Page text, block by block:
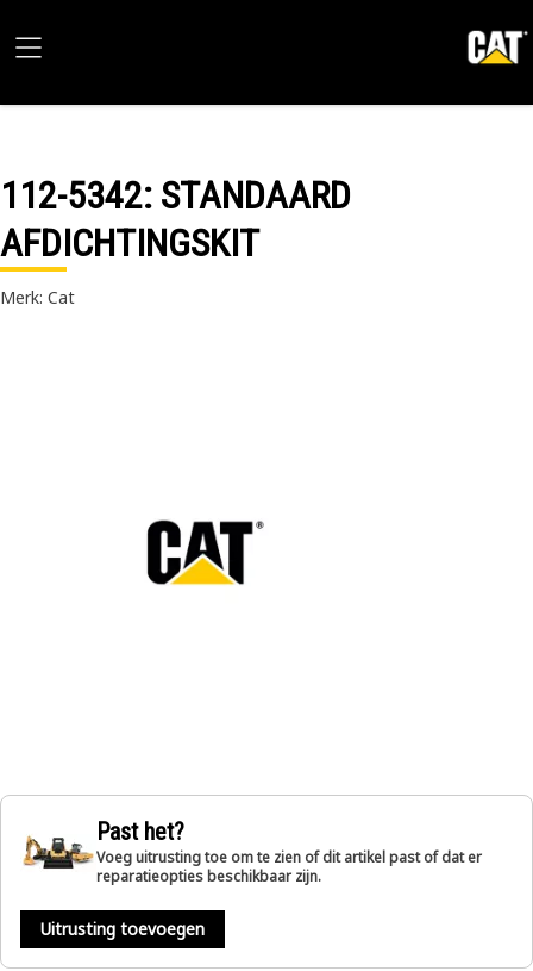
112-5342: STANDAARD
AFDICHTINGSKIT
Merk: Cat
Past het?
Voeg uitrusting toe om te zien of dit artikel past of dat er
reparatieopties beschikbaar zijn.
Uitrusting toevoegen